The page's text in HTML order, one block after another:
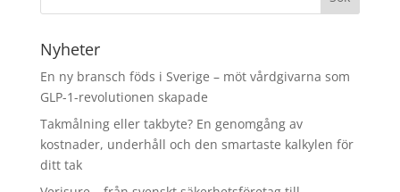
Nyheter
En ny bransch föds i Sverige – möt vårdgivarna som
GLP-1-revolutionen skapade
Takmålning eller takbyte? En genomgång av
kostnader, underhåll och den smartaste kalkylen för
ditt tak